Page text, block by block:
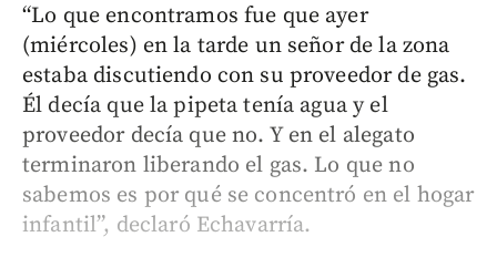
“Lo que encontramos fue que ayer
(miércoles) en la tarde un señor de la zona
estaba discutiendo con su proveedor de gas.
Él decía que la pipeta tenía agua y el
proveedor decía que no. Y en el alegato
terminaron liberando el gas. Lo que no
sabemos es por qué se concentró en el hogar
infantil”, declaró Echavarría.